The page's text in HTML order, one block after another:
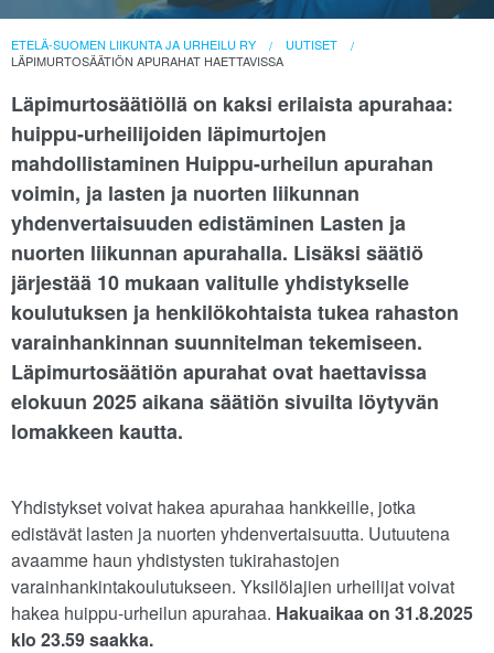
ETELÄ-SUOMEN LIIKUNTA JA URHEILU RY
UUTISET
LÄPIMURTOSÄÄTIÖN APURAHAT HAETTAVISSA
Läpimurtosäätiöllä on kaksi erilaista apurahaa:
huippu-urheilijoiden läpimurtojen
mahdollistaminen Huippu-urheilun apurahan
voimin, ja lasten ja nuorten liikunnan
yhdenvertaisuuden edistäminen Lasten ja
nuorten liikunnan apurahalla. Lisäksi säätiö
järjestää 10 mukaan valitulle yhdistykselle
koulutuksen ja henkilökohtaista tukea rahaston
varainhankinnan suunnitelman tekemiseen.
Läpimurtosäätiön apurahat ovat haettavissa
elokuun 2025 aikana säätiön sivuilta löytyvän
lomakkeen kautta.
Yhdistykset voivat hakea apurahaa hankkeille, jotka
edistävät lasten ja nuorten yhdenvertaisuutta. Uutuutena
avaamme haun yhdistysten tukirahastojen
varainhankintakoulutukseen. Yksilölajien urheilijat voivat
hakea huippu-urheilun apurahaa. Hakuaikaa on 31.8.2025
klo 23.59 saakka.